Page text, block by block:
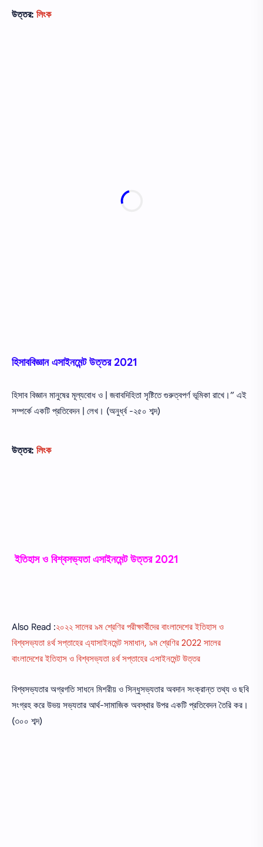
উত্তর: লিংক
হিসাববিজ্ঞান এসাইনমেন্টউত্তর 2021
হিসাব বিজ্ঞান মানুষের মূল্যবােধ ও | জবাবদিহিতা সৃষ্টিতে গুরুত্বপর্ণ ভূমিকা রাখে।” এই
সম্পর্কে একটি প্রতিবেদন | লেখ। (অনুর্ধ্ব -২৫০ শব্দ)
উত্তর: লিংক
ইতিহাস ও বিশ্বসভ্যতা এসাইনমেন্টউত্তর 2021
Also Read :২০২২ সালের ৯ম শ্রেণির পরীক্ষার্থীদের বাংলাদেশের ইতিহাস ও
বিশ্বসভ্যতা ৪র্থ সপ্তাহের এ্যাসাইনমেন্ট সমাধান, ৯ম শ্রেণির 2022 সালের
বাংলাদেশের ইতিহাস ও বিশ্বসভ্যতা ৪র্থ সপ্তাহের এসাইনমেন্ট উত্তর
বিশ্বসভ্যতার অগ্রগতি সাধনে মিশরীয় ও সিন্ধুসভ্যতার অবদান সংক্রান্ত তথ্য ও ছবি
সংগ্রহ করে উভয় সভ্যতার আর্থ-সামাজিক অবস্থার উপর একটি প্রতিবেদন তৈরি কর।
(৩০০ শব্দ)